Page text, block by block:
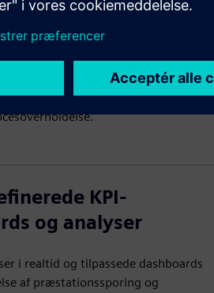
i
og kontrol af
for at sikre sporbarhed,
KPI-
og analyser
i realtid og tilpassede dashboards
af præstationssporing og